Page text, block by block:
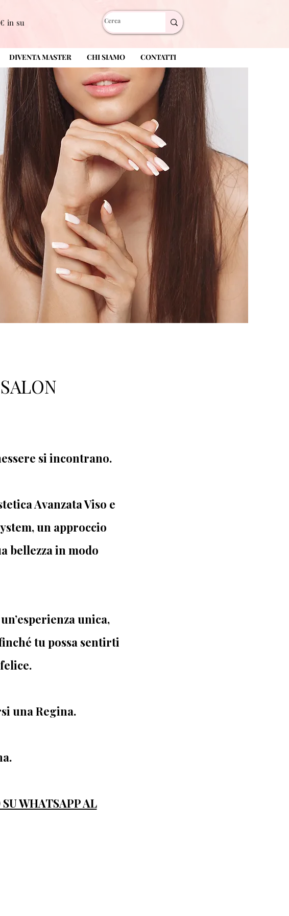
in su
DIVENTA MASTER CHI SIAMO CONTATTI
si incontrano.
Avanzata Viso e
un approccio
bellezza in modo
unica,
tu possa sentirti
una Regina.
WHATSAPP AL